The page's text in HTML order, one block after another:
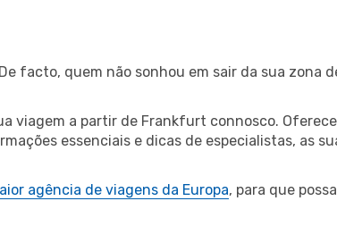
facto, quem não sonhou em sair da sua zona
viagem a partir de Frankfurt connosco.
essenciais e dicas de especialistas, as
agência de viagens da Europa, para que